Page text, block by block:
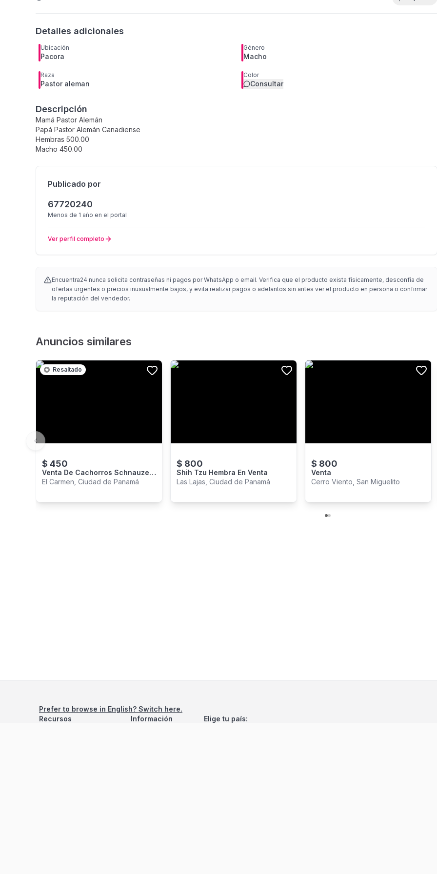
Detalles adicionales
Ubicación
Pacora
Género
Macho
Raza
Pastor aleman
Color
Consultar
Descripción
Mamá Pastor Alemán
Papá Pastor Alemán Canadiense
Hembras 500.00
Macho 450.00
Publicado por
67720240
Menos de 1 año en el portal
Ver perfil completo
Encuentra24 nunca solicita contraseñas ni pagos por WhatsApp o email. Verifica que el producto exista físicamente, desconfía de
ofertas urgentes o precios inusualmente bajos, y evita realizar pagos o adelantos sin antes ver el producto en persona o confirmar
la reputación del vendedor.
Anuncios similares
Resaltado
$ 450
Venta De Cachorros Schnauzer
Miniatura
El Carmen, Ciudad de Panamá
$ 800
Shih Tzu Hembra En Venta
Las Lajas, Ciudad de Panamá
$ 800
Venta
Cerro Viento, San Miguelito
Previous slide
Prefer to browse in English? Switch here.
Recursos
Información Elige tu país: